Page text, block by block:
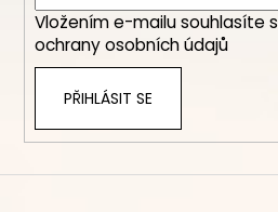
Vložením e-mailu souhlasíte s
ochrany osobních údajů
PŘIHLÁSIT SE